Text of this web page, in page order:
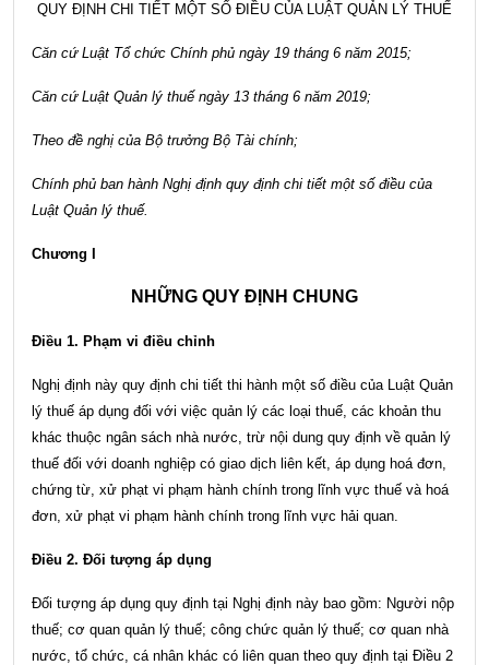
QUY ĐỊNH CHI TIẾT MỘT SỐ ĐIỀU CỦA LUẬT QUẢN LÝ THUẾ
Căn cứ Luật Tổ chức Chính phủ ngày 19 tháng 6 năm 2015;
Căn cứ Luật Quản lý thuế ngày 13 tháng 6 năm 2019;
Theo đề nghị của Bộ trưởng Bộ Tài chính;
Chính phủ ban hành Nghị định quy định chi tiết một số điều của
Luật Quản lý thuế.
Chương I
NHỮNG QUY ĐỊNH CHUNG
Điều 1. Phạm vi điều chỉnh
Nghị định này quy định chi tiết thi hành một số điều của Luật Quản
lý thuế áp dụng đối với việc quản lý các loại thuế, các khoản thu
khác thuộc ngân sách nhà nước, trừ nội dung quy định về quản lý
thuế đối với doanh nghiệp có giao dịch liên kết, áp dụng hoá đơn,
chứng từ, xử phạt vi phạm hành chính trong lĩnh vực thuế và hoá
đơn, xử phạt vi phạm hành chính trong lĩnh vực hải quan.
Điều 2. Đối tượng áp dụng
Đối tượng áp dụng quy định tại Nghị định này bao gồm: Người nộp
thuế; cơ quan quản lý thuế; công chức quản lý thuế; cơ quan nhà
nước, tổ chức, cá nhân khác có liên quan theo quy định tại Điều 2